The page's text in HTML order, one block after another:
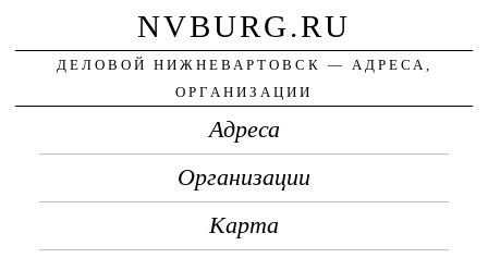
NVBURG.RU
ДЕЛОВОЙ НИЖНЕВАРТОВСК — АДРЕСА,
ОРГАНИЗАЦИИ
Адреса
Организации
Карта